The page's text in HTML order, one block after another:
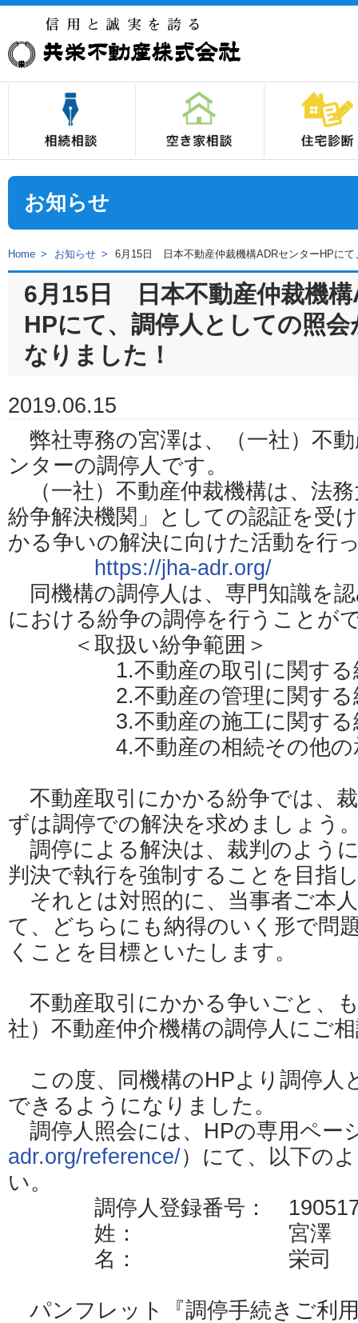
1.相続対策は、不動産の「分割対策」を最優先しましょう！
2.不良不動産の相続は、費用負担の先送りです！
3.生前に、不良不動産を優良資産に換えておきましょう！
4.相続発生後にできることも、「生前実行」しておきましょう！
5.不動産の円満な相続は、不動産の専門家にお任せください！
空き家の総合相談は、当社の『空き家相
空き家の総合診断なら、当社の『空き家
空き家が活用されない理由はさまざま。
空き家を売却した場合の譲渡所得税には
住宅診断とは
住宅診断の様子
住宅診断項目
不具合の実例集
料金表
注意事項
住宅を売却した
中古住宅を購入
ホームインスペ
お知らせ
Home お知らせ 6月15日 日本不動産仲裁機構ADRセンターHPに
6月15日 日本不動産仲裁機
HPにて、調停人としての照
なりました！
2019.06.15
弊社専務の宮澤は、（一社）不
ンターの調停人です。
（一社）不動産仲裁機構は、法
紛争解決機関」としての認証を受
かる争いの解決に向けた活動を行
https://jha-adr.org/
同機構の調停人は、専門知識を
における紛争の調停を行うことが
＜取扱い紛争範囲＞
1.不動産の取引に関する
2.不動産の管理に関する
3.不動産の施工に関する
4.不動産の相続その他の承
不動産取引にかかる紛争では、
ずは調停での解決を求めましょう
調停による解決は、裁判のよう
判決で執行を強制することを目指
それとは対照的に、当事者ご本
て、どちらにも納得のいく形で問
くことを目標といたします。
不動産取引にかかる争いごと、
社）不動産仲介機構の調停人にご
この度、同機構のHPより調停人
できるようになりました。
調停人照会には、HPの専用ペー
adr.org/reference/）にて、以下の
い。
調停人登録番号：
姓： 宮澤
名： 栄司
パンフレット『調停手続きご利